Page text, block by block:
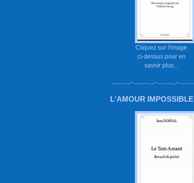
Cliquez sur l'image
ci-dessus pour en
savoir plus...
L'AMOUR IMPOSSIBLE